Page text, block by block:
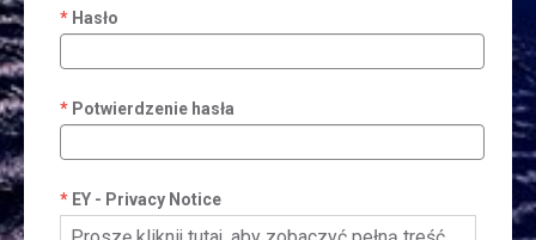
Hasło
Potwierdzenie hasła
EY - Privacy Notice